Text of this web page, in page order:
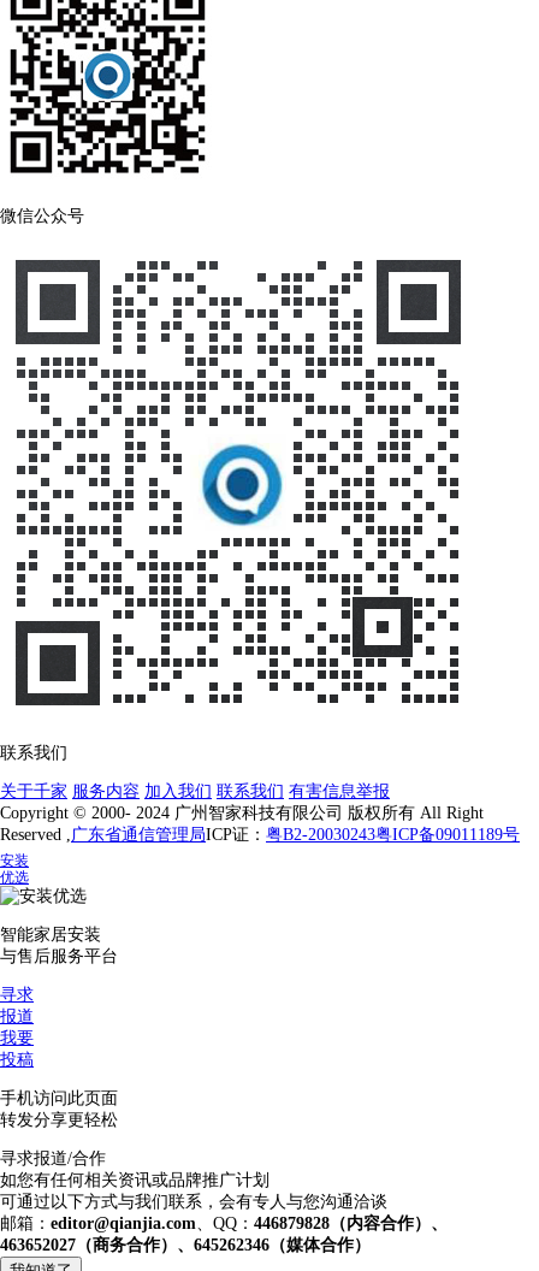
微信公众号
联系我们
关于千家 服务内容 加入我们 联系我们 有害信息举报
Copyright © 2000- 2024 广州智家科技有限公司 版权所有 All Right
Reserved ,
广东省通信管理局ICP证： 粤B2-20030243粤ICP备09011189号
安装
优选
智能家居安装
与售后服务平台
寻求
报道
我要
投稿
手机访问此页面
转发分享更轻松
寻求报道/合作
如您有任何相关资讯或品牌推广计划
可通过以下方式与我们联系，会有专人与您沟通洽谈
邮箱： editor@qianjia.com 、QQ： 446879828（内容合作）、
463652027（商务合作）、645262346（媒体合作）